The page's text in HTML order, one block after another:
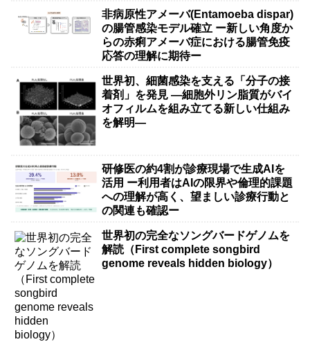
非病原性アメーバ(Entamoeba dispar)
の腸管感染モデル確立 ー新しい角度か
らの赤痢アメーバ症における腸管免疫
応答の理解に期待ー
世界初、細菌感染を支える「分子の接
着剤」を発見 ―細胞外リン脂質がバイ
オフィルムを組み立てる新しい仕組み
を解明―
研修医の約4割が診療現場で生成AIを
活用 ー利用者はAIの限界や倫理的課題
への理解が高く、望ましい診療行動と
の関連も確認ー
世界初の完全なソングバードゲノムを
解読（First complete songbird
genome reveals hidden biology）